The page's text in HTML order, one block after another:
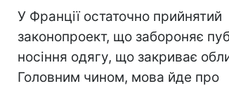
У Франції остаточно прийнятий
законопроект, що забороняє
носіння одягу, що закриває
Головним чином, мова йде про